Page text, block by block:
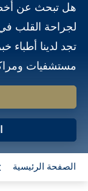
e
هل تبحث عن
لجراحة القلب في
تجد لدينا أطباء
مستشفيات
الصفحة الرئيسية